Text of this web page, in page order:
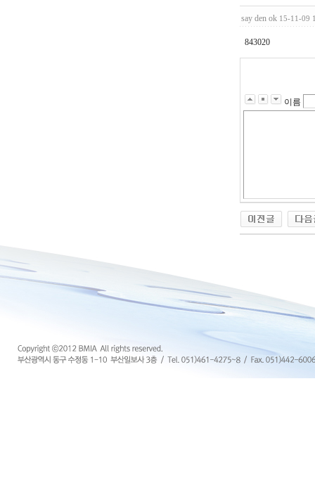
say den ok 15-11-09
843020
이름